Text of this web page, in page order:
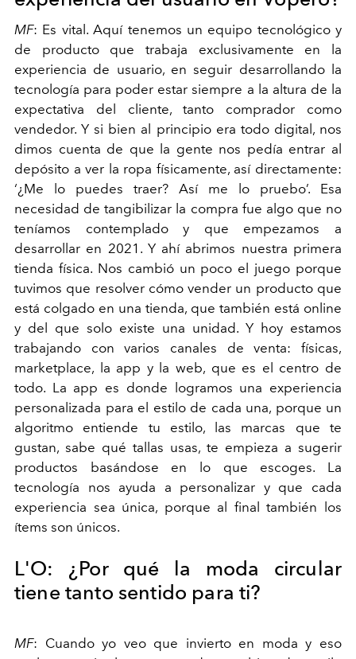
MF: Es vital. Aquí tenemos un equipo tecnológico y
de producto que trabaja exclusivamente en la
experiencia de usuario, en seguir desarrollando la
tecnología para poder estar siempre a la altura de la
expectativa del cliente, tanto comprador como
vendedor. Y si bien al principio era todo digital, nos
dimos cuenta de que la gente nos pedía entrar al
depósito a ver la ropa físicamente, así directamente:
‘¿Me lo puedes traer? Así me lo pruebo’. Esa
necesidad de tangibilizar la compra fue algo que no
teníamos contemplado y que empezamos a
desarrollar en 2021. Y ahí abrimos nuestra primera
tienda física. Nos cambió un poco el juego porque
tuvimos que resolver cómo vender un producto que
está colgado en una tienda, que también está online
y del que solo existe una unidad. Y hoy estamos
trabajando con varios canales de venta: físicas,
marketplace, la app y la web, que es el centro de
todo. La app es donde logramos una experiencia
personalizada para el estilo de cada una, porque un
algoritmo entiende tu estilo, las marcas que te
gustan, sabe qué tallas usas, te empieza a sugerir
productos basándose en lo que escoges. La
tecnología nos ayuda a personalizar y que cada
experiencia sea única, porque al final también los
ítems son únicos.
L'O: ¿Por qué la moda circular
tiene tanto sentido para ti?
MF: Cuando yo veo que invierto en moda y eso